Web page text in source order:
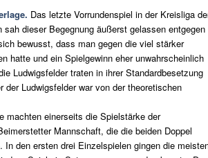
Das letzte Vorrundenspiel in der Kreisliga
dieser Begegnung äußerst gelassen entgegen
bewusst, dass man gegen die viel stärker
hatte und ein Spielgewinn eher unwahrscheinlich
Ludwigsfelder traten in ihrer Standardbesetzung
Ludwigsfelder war von der theoretischen
machten einerseits die Spielstärke der
Mannschaft, die die beiden Doppel
den ersten drei Einzelspielen gingen die